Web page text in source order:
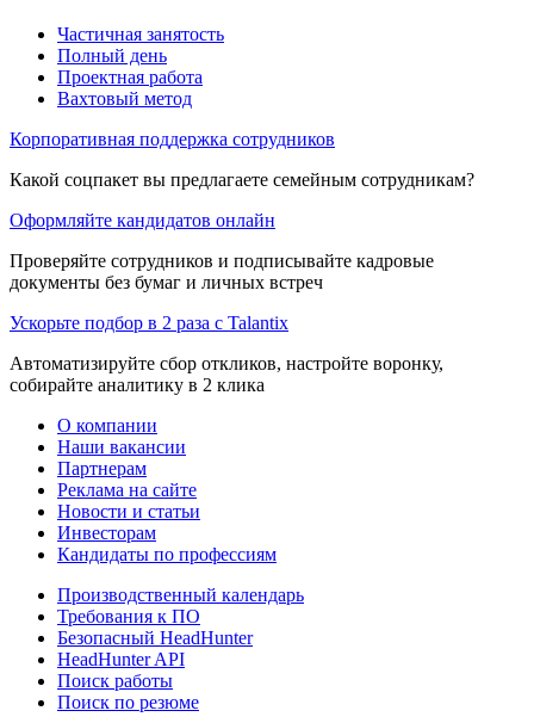
Частичная занятость
Полный день
Проектная работа
Вахтовый метод
Корпоративная поддержка сотрудников
Какой соцпакет вы предлагаете семейным сотрудникам?
Оформляйте кандидатов онлайн
Проверяйте сотрудников и подписывайте кадровые
документы без бумаг и личных встреч
Ускорьте подбор в 2 раза с Talantix
Автоматизируйте сбор откликов, настройте воронку,
собирайте аналитику в 2 клика
О компании
Наши вакансии
Партнерам
Реклама на сайте
Новости и статьи
Инвесторам
Кандидаты по профессиям
Производственный календарь
Требования к ПО
Безопасный HeadHunter
HeadHunter API
Поиск работы
Поиск по резюме